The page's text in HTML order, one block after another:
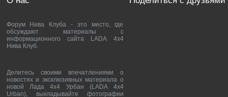
Форум Нива Клуба - это место, где
обсуждают материалы с
информационного сайта LADA 4x4
Нива Клуб.
Делитесь своими впечатлениями о
новостях и эксклюзивных материала о
новой Лада 4х4 Урбан (LADA 4x4
Urban), выкладывайте фотографии